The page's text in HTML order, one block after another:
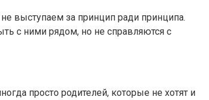
выступаем за принцип ради принципа.
с ними рядом, но не справляются с
просто родителей, которые не хотят и